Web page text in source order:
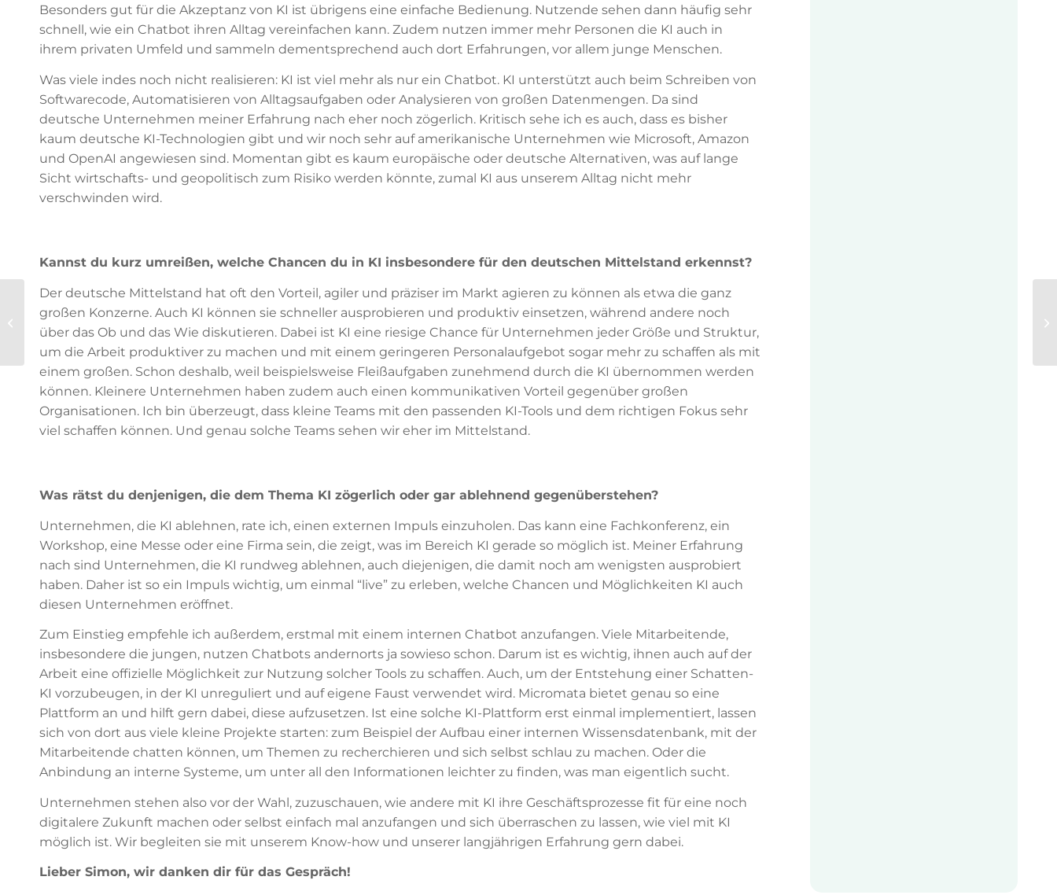
Besonders gut für die Akzeptanz von KI ist übrigens eine einfache Bedienung. Nutzende sehen dann häufig sehr
schnell, wie ein Chatbot ihren Alltag vereinfachen kann. Zudem nutzen immer mehr Personen die KI auch in
ihrem privaten Umfeld und sammeln dementsprechend auch dort Erfahrungen, vor allem junge Menschen.
Was viele indes noch nicht realisieren: KI ist viel mehr als nur ein Chatbot. KI unterstützt auch beim Schreiben von
Softwarecode, Automatisieren von Alltagsaufgaben oder Analysieren von großen Datenmengen. Da sind
deutsche Unternehmen meiner Erfahrung nach eher noch zögerlich. Kritisch sehe ich es auch, dass es bisher
kaum deutsche KI-Technologien gibt und wir noch sehr auf amerikanische Unternehmen wie Microsoft, Amazon
und OpenAI angewiesen sind. Momentan gibt es kaum europäische oder deutsche Alternativen, was auf lange
Sicht wirtschafts- und geopolitisch zum Risiko werden könnte, zumal KI aus unserem Alltag nicht mehr
verschwinden wird.
Kannst du kurz umreißen, welche Chancen du in KI insbesondere für den deutschen Mittelstand erkennst?
Der deutsche Mittelstand hat oft den Vorteil, agiler und präziser im Markt agieren zu können als etwa die ganz
großen Konzerne. Auch KI können sie schneller ausprobieren und produktiv einsetzen, während andere noch
über das Ob und das Wie diskutieren. Dabei ist KI eine riesige Chance für Unternehmen jeder Größe und Struktur,
um die Arbeit produktiver zu machen und mit einem geringeren Personalaufgebot sogar mehr zu schaffen als mit
einem großen. Schon deshalb, weil beispielsweise Fleißaufgaben zunehmend durch die KI übernommen werden
können. Kleinere Unternehmen haben zudem auch einen kommunikativen Vorteil gegenüber großen
Organisationen. Ich bin überzeugt, dass kleine Teams mit den passenden KI-Tools und dem richtigen Fokus sehr
viel schaffen können. Und genau solche Teams sehen wir eher im Mittelstand.
Was rätst du denjenigen, die dem Thema KI zögerlich oder gar ablehnend gegenüberstehen?
Unternehmen, die KI ablehnen, rate ich, einen externen Impuls einzuholen. Das kann eine Fachkonferenz, ein
Workshop, eine Messe oder eine Firma sein, die zeigt, was im Bereich KI gerade so möglich ist. Meiner Erfahrung
nach sind Unternehmen, die KI rundweg ablehnen, auch diejenigen, die damit noch am wenigsten ausprobiert
haben. Daher ist so ein Impuls wichtig, um einmal “live” zu erleben, welche Chancen und Möglichkeiten KI auch
diesen Unternehmen eröffnet.
Zum Einstieg empfehle ich außerdem, erstmal mit einem internen Chatbot anzufangen. Viele Mitarbeitende,
insbesondere die jungen, nutzen Chatbots andernorts ja sowieso schon. Darum ist es wichtig, ihnen auch auf der
Arbeit eine offizielle Möglichkeit zur Nutzung solcher Tools zu schaffen. Auch, um der Entstehung einer Schatten-
KI vorzubeugen, in der KI unreguliert und auf eigene Faust verwendet wird. Micromata bietet genau so eine
Plattform an und hilft gern dabei, diese aufzusetzen. Ist eine solche KI-Plattform erst einmal implementiert, lassen
sich von dort aus viele kleine Projekte starten: zum Beispiel der Aufbau einer internen Wissensdatenbank, mit der
Mitarbeitende chatten können, um Themen zu recherchieren und sich selbst schlau zu machen. Oder die
Anbindung an interne Systeme, um unter all den Informationen leichter zu finden, was man eigentlich sucht.
Unternehmen stehen also vor der Wahl, zuzuschauen, wie andere mit KI ihre Geschäftsprozesse fit für eine noch
digitalere Zukunft machen oder selbst einfach mal anzufangen und sich überraschen zu lassen, wie viel mit KI
möglich ist. Wir begleiten sie mit unserem Know-how und unserer langjährigen Erfahrung gern dabei.
Lieber Simon, wir danken dir für das Gespräch!
Next-Level-IT-
Sicherheit: Security
Checks mit KI